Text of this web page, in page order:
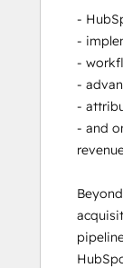
-
-
-
-
-
- and